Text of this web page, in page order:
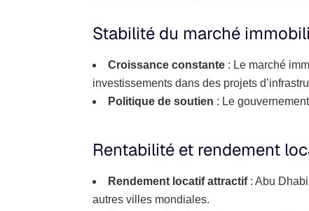
Stabilité du marché
Croissance constante : Le marché
investissements dans des projets
Politique de soutien : Le
Rentabilité et rendement
Rendement locatif attractif: Abu Dhabi
autres villes mondiales.